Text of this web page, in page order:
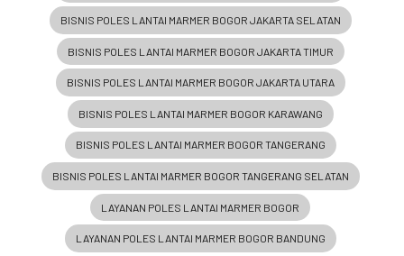
BISNIS POLES LANTAI MARMER BOGOR JAKARTA SELATAN
BISNIS POLES LANTAI MARMER BOGOR JAKARTA TIMUR
BISNIS POLES LANTAI MARMER BOGOR JAKARTA UTARA
BISNIS POLES LANTAI MARMER BOGOR KARAWANG
BISNIS POLES LANTAI MARMER BOGOR TANGERANG
BISNIS POLES LANTAI MARMER BOGOR TANGERANG SELATAN
LAYANAN POLES LANTAI MARMER BOGOR
LAYANAN POLES LANTAI MARMER BOGOR BANDUNG